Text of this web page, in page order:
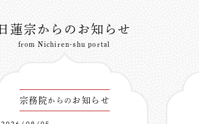
日蓮宗からのお知らせ
from Nichiren-shu portal
宗務院からの お知らせ